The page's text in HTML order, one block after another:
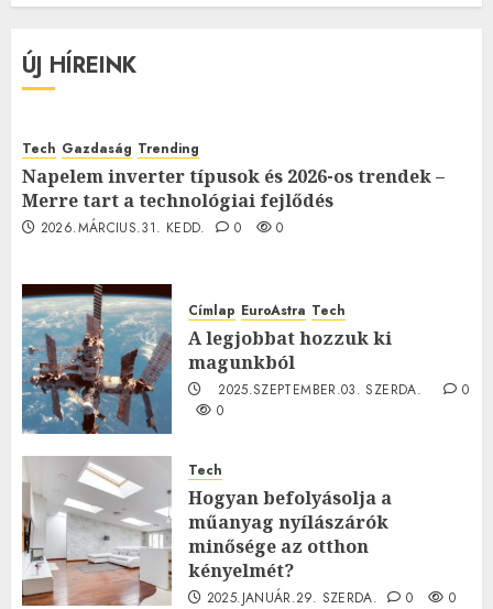
ÚJ HÍREINK
Tech Gazdaság Trending
Napelem inverter típusok és 2026-os trendek –
Merre tart a technológiai fejlődés
2026.MÁRCIUS.31. KEDD. 0 0
Címlap EuroAstra Tech
A legjobbat hozzuk ki
magunkból
2025.SZEPTEMBER.03. SZERDA.
0
0
Tech
Hogyan befolyásolja a
műanyag nyílászárók
minősége az otthon
kényelmét?
2025.JANUÁR.29. SZERDA. 0 0